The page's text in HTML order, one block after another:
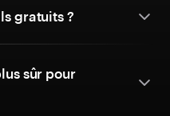
gratuits ?
sûr pour